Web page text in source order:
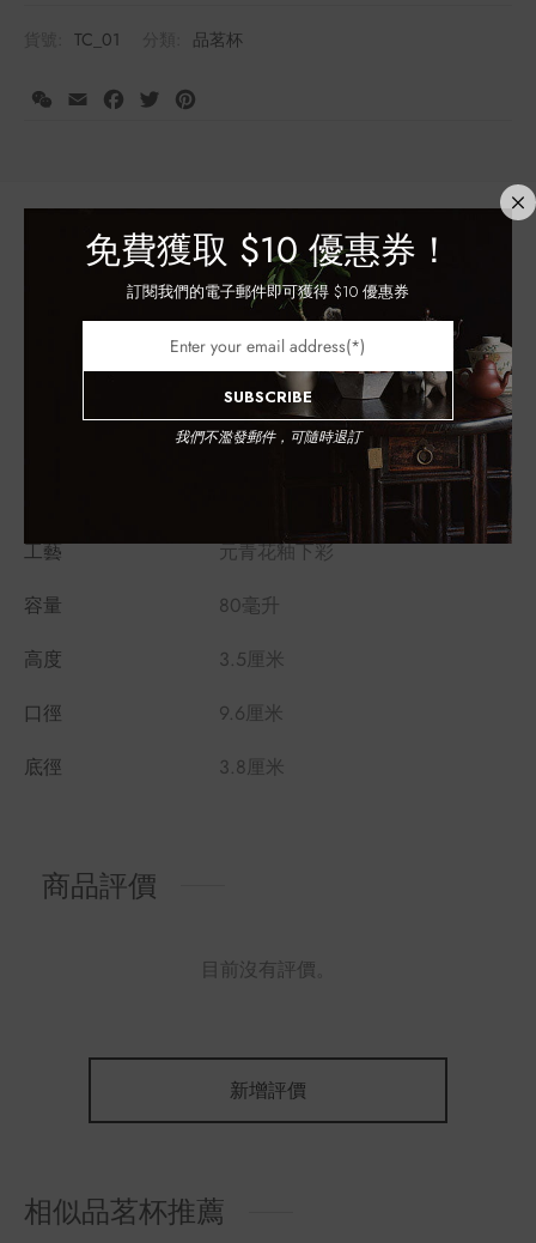
註冊會員並購買此產品可獲得積分：730
TC_01 品茗杯
WeChat
Email Facebook
Twitter
額外資訊
青花
景德鎮
工藝
元青花釉下彩
容量
80毫升
高度
3.5厘米
口徑
9.6厘米
底徑
3.8厘米
商品評價
目前沒有評價。
新增評價
相似品茗杯推薦
免費獲取 $10 優惠券！
訂閱我們的電子郵件即可獲得 $10 優惠券
SUBSCRIBE
我們不濫發郵件，可隨時退訂